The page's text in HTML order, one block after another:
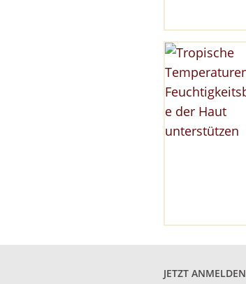
JETZT ANMELDEN